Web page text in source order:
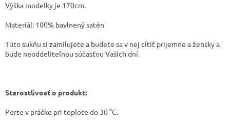
Výška modelky je 170cm.
Materiál: 100% bavlnený satén
Túto sukňu si zamilujete a budete sa v nej cítiť prijemne a žensky a
bude neoddeliteľnou súčasťou Vašich dní.
Starostlivosť o produkt:
​Perte v práčke pri teplote do 30 °C.